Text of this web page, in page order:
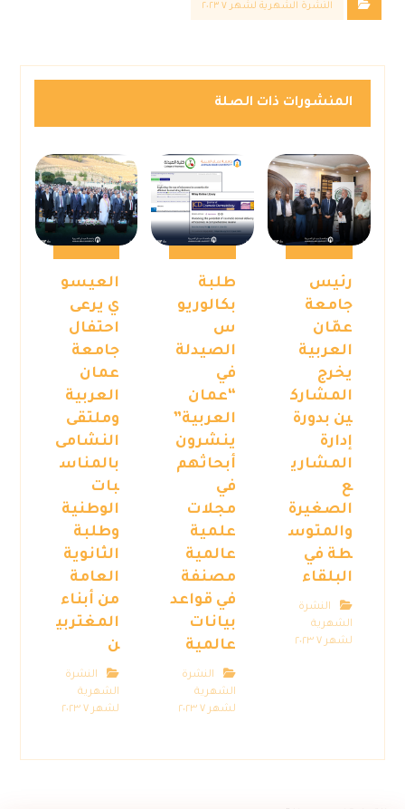
النشرة الشهرية لشهر ٧ ٢٠٢٣
المنشورات ذات الصلة
رئيس
جامعة
عمّان
العربية
يخرج
المشارك
ين بدورة
إدارة
المشاري
ع
الصغيرة
والمتوس
طة في
البلقاء
النشرة
الشهرية
لشهر ٧ ٢٠٢٣
طلبة
بكالوريو
س
الصيدلة
في
“عمان
العربية”
ينشرون
أبحاثهم
في
مجلات
علمية
عالمية
مصنفة
في قواعد
بيانات
عالمية
النشرة
الشهرية
لشهر ٧ ٢٠٢٣
العيسو
ي يرعى
احتفال
جامعة
عمان
العربية
وملتقى
النشامى
بالمناس
بات
الوطنية
وطلبة
الثانوية
العامة
من أبناء
المغتربي
ن
النشرة
الشهرية
لشهر ٧ ٢٠٢٣